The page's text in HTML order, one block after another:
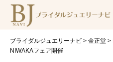
ブライダルジュエリーナビ > 金正堂 >
NIWAKAフェア開催